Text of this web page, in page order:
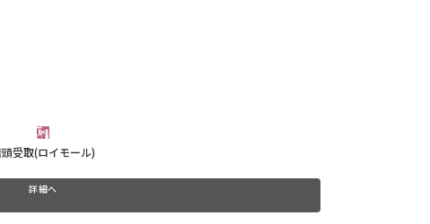
頭受取(ロイモール)
詳細へ